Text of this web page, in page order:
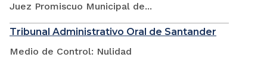
Juez Promiscuo Municipal de...
Tribunal Administrativo Oral de Santander
Medio de Control: Nulidad